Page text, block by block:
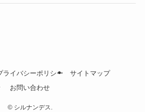
ライバシーポリシー
サイトマップ
お問い合わせ
©シルナンデス.